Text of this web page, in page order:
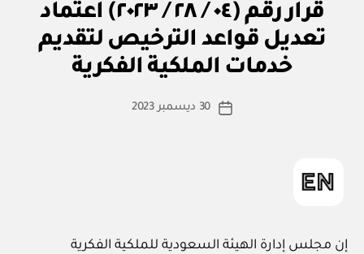
قرار رقم (٠٤ / ٢٨ / ٢٠٢٣) اعتماد
تعديل قواعد الترخيص لتقديم
خدمات الملكية الفكرية
كاتب
بو
ا
س
ة
تاريخ
30 ديسمبر 2023
إن مجلس إدارة الهيئة السعودية للملكية الفكرية